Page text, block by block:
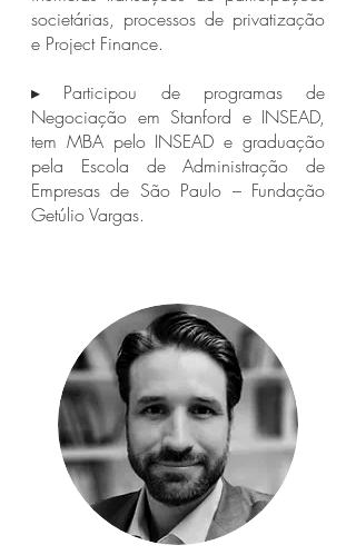
societárias, processos de privatização
e Project Finance.
▸ Participou de programas de
Negociação em Stanford e INSEAD,
tem MBA pelo INSEAD e graduação
pela Escola de Administração de
Empresas de São Paulo – Fundação
Getúlio Vargas.